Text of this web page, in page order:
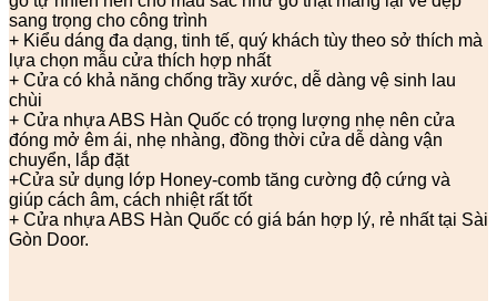
sang trọng cho công trình
+ Kiểu dáng đa dạng, tinh tế, quý khách tùy theo sở thích mà
lựa chọn mẫu cửa thích hợp nhất
+ Cửa có khả năng chống trầy xước, dễ dàng vệ sinh lau
chùi
+ Cửa nhựa ABS Hàn Quốc có trọng lượng nhẹ nên cửa
đóng mở êm ái, nhẹ nhàng, đồng thời cửa dễ dàng vận
chuyển, lắp đặt
+Cửa sử dụng lớp Honey-comb tăng cường độ cứng và
giúp cách âm, cách nhiệt rất tốt
+ Cửa nhựa ABS Hàn Quốc có giá bán hợp lý, rẻ nhất tại Sài
Gòn Door.